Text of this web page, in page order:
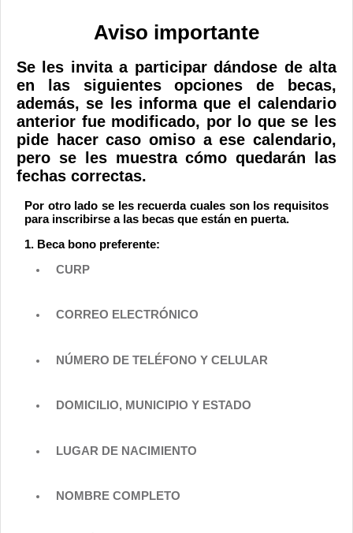
Servicios
Difusión
Contacto
Aviso importante
Se les invita a participar dándose de alta
en las siguientes opciones de becas,
además, se les informa que el calendario
anterior fue modificado, por lo que se les
pide hacer caso omiso a ese calendario,
pero se les muestra cómo quedarán las
fechas correctas.
Por otro lado se les recuerda cuales son los requisitos
para inscribirse a las becas que están en puerta.
1. Beca bono preferente:
CURP
CORREO ELECTRÓNICO
NÚMERO DE TELÉFONO Y CELULAR
DOMICILIO, MUNICIPIO Y ESTADO
LUGAR DE NACIMIENTO
NOMBRE COMPLETO